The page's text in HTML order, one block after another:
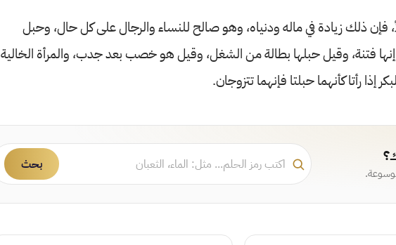
فإن ذلك زيادة في ماله ودنياه، وهو صالح للنساء والرجال على كل حال، وحبل
إنها فتنة، وقيل حبلها بطالة من الشغل، وقيل هو خصب بعد جدب، والمرأة الخالية
إذا رأتا كأنهما حبلتا فإنهما تتزوجان.
بحث